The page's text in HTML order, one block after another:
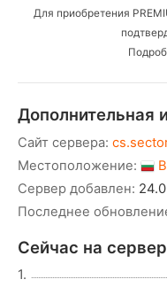
Для приобретения
Дополнительная
Сайт сервера:
Местоположение:
Сервер добавлен:
Последнее
Сейчас на
1.